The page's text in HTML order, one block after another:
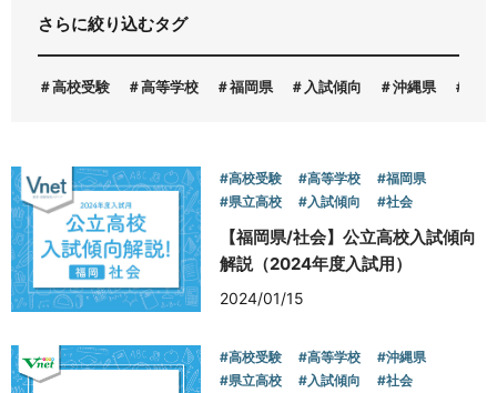
お問い合わせ
さらに絞り込むタグ
高校受験 高等学校 福岡県 入試傾向 沖縄県
#高校受験 #高等学校
#福岡県
#県立高校
#入試傾向 #社会
【福岡県/社会】公立高校入試傾向
解説（2024年度入試用）
2024/01/15
#高校受験 #高等学校
#沖縄県
#県立高校
#入試傾向 #社会